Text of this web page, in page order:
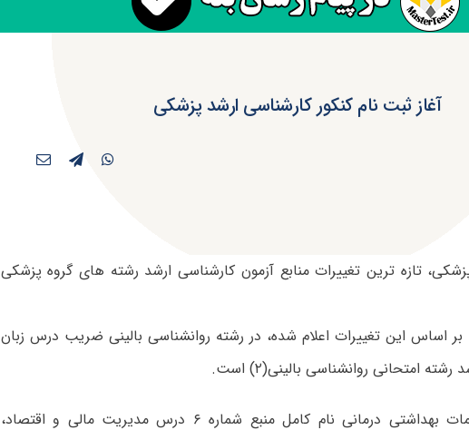
آغاز ثبت نام کنکور کارشناسی ارشد پزشکی
تازه ترین تغییرات منابع آزمون کارشناسی ارشد رشته های گروه پزشکی
بر اساس این تغییرات اعلام شده، در رشته روانشناسی بالینی ضریب درس زبان
امتحانی روانشناسی بالینی(۲) است.
در رشته مدیریت خدمات بهداشتی درمانی نام کامل منبع شماره ۶ درس مدیریت مالی و اقتصاد،